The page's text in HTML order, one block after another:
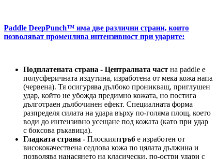
Paddle DeepPunch™ има две различни страни, които
позволяват променлива интензивност при ударите:
Подплатената страна - Централната част на paddle е
полусферичната издутина, изработена от мека кожа напа
(червена). Тя осигурява дълбоко проникващ, приглушен
удар, който не убожда предимно кожата, но постига
дълготраен дълбочинен ефект. Специалната форма
разпределя силата на удара върху по-голяма площ, което
води до интензивно усещане под кожата (като при удар
с боксова ръкавица).
Гладката страна - Плоскиятгръб е изработен от
висококачествена седлова кожа по цялата дължина и
позволява нанасянето на класически, по-остри удари с